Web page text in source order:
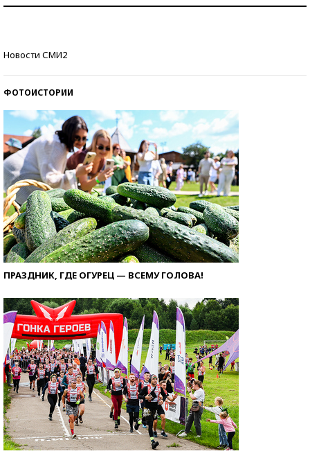
Новости СМИ2
ФОТОИСТОРИИ
ПРАЗДНИК, ГДЕ ОГУРЕЦ — ВСЕМУ ГОЛОВА!